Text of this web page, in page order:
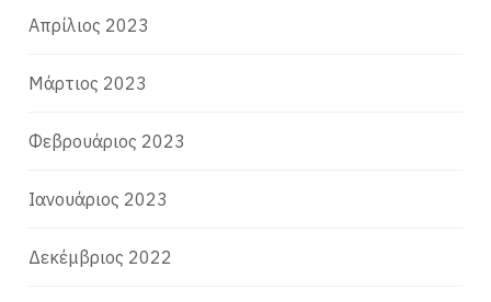
Απρίλιος 2023
Μάρτιος 2023
Φεβρουάριος 2023
Ιανουάριος 2023
Δεκέμβριος 2022